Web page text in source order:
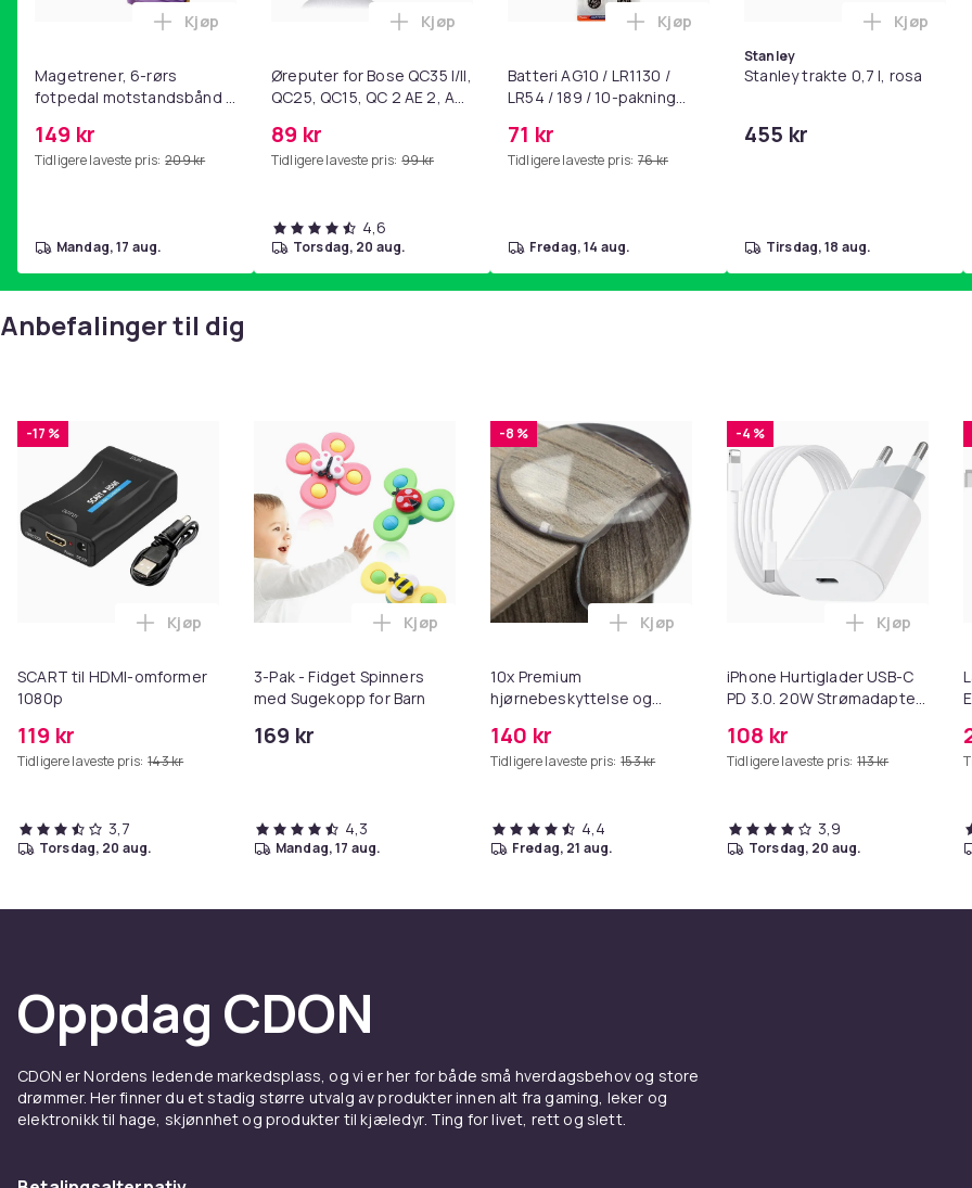
Magetrener, 6-rørs
fotpedal motstandsbånd -
yoga og
hjemmegymnastikk Purple
149 kr
Tidligere laveste pris: 209 kr
Legg Magetrener, 6-rørs fotpedal motstandsbånd - mage- og kjernetrening, yoga og
Kjøp
mandag, 17 aug.
Øreputer for Bose QC35 I/II,
QC25, QC15, QC 2 AE 2, AE
SoundLink Black
89 kr
Tidligere laveste pris: 99 kr
Legg Øreputer for Bose QC35 I/II, QC25, QC15, QC 2 AE 2, AE 2i, AE 2w,
Kjøp
4,6
torsdag, 20 aug.
Batteri AG10 / LR1130 /
LR54 / 189 / 10-pakning
71 kr
Tidligere laveste pris: 76 kr
Legg Batteri AG10 / LR1130 / LR54 / 189
Kjøp
fredag, 14 aug.
Stanley
Stanley trakte 0,7 l, rosa
455 kr
Legg
Kjøp
tirsdag, 18 aug.
Anbefalinger til dig
-17 %
SCART til HDMI-omformer
1080p
119 kr
Tidligere laveste pris: 143 kr
Legg SCART til HDMI-omformer 1080p i handlekurven
Kjøp
3,7
torsdag, 20 aug.
3-Pak - Fidget Spinners
med Sugekopp for Barn
169 kr
Legg 3-Pak - Fidget Spinners med Sugekopp for Barn i handlekurven
Kjøp
4,3
mandag, 17 aug.
-8 %
10x Premium
hjørnebeskyttelse og
140 kr
Tidligere laveste pris: 153 kr
Legg 10x Premium hjørnebeskyttelse og
Kjøp
4,4
fredag, 21 aug.
-4 %
iPhone Hurtiglader USB-C
PD 3.0. 20W Strømadapter
108 kr
Tidligere laveste pris: 113 kr
Legg
Kjøp
3,9
torsdag, 20 aug.
Oppdag CDON
CDON er Nordens ledende markedsplass, og vi er her for både små hverdagsbehov og store
drømmer. Her finner du et stadig større utvalg av produkter innen alt fra gaming, leker og
elektronikk til hage, skjønnhet og produkter til kjæledyr. Ting for livet, rett og slett.